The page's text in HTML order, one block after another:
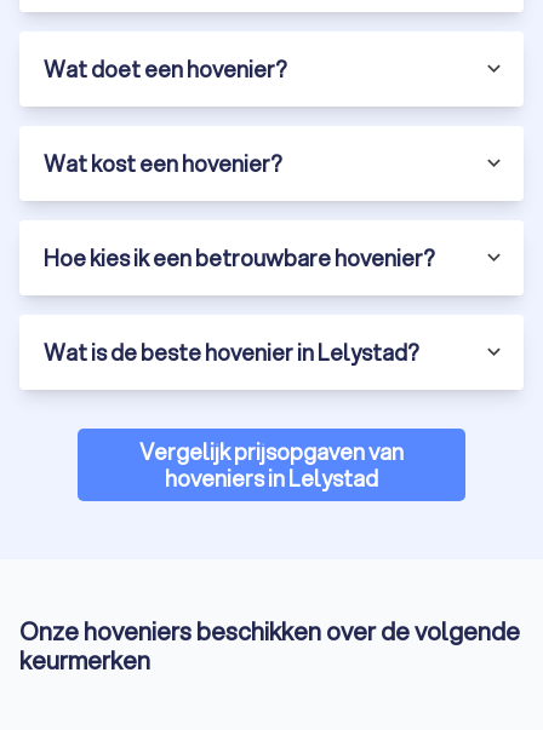
Wat doet een hovenier?
Wat kost een hovenier?
Hoe kies ik een betrouwbare hovenier?
Wat is de beste hovenier in Lelystad?
Vergelijk prijsopgaven van
hoveniers in Lelystad
Onze hoveniers beschikken over de volgende
keurmerken